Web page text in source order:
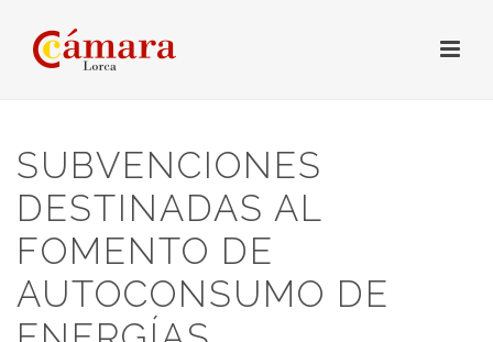
SUBVENCIONES
DESTINADAS AL
FOMENTO DE
AUTOCONSUMO DE